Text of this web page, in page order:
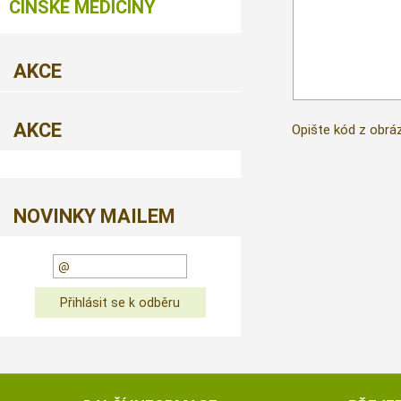
Opište kód z
ČÍNSKÉ MEDICÍNY
AKCE
AKCE
NOVINKY MAILEM